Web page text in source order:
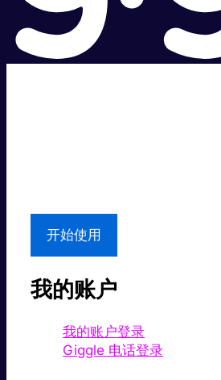
开始使用
我的账户
我的账户登录
Giggle 电话登录